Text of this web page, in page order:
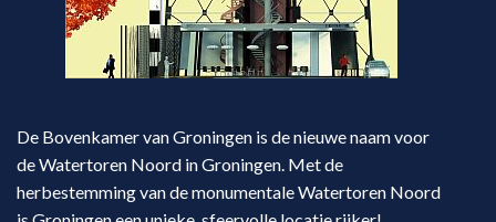
De Bovenkamer van Groningen is de nieuwe naam voor
de Watertoren Noord in Groningen. Met de
herbestemming van de monumentale Watertoren Noord